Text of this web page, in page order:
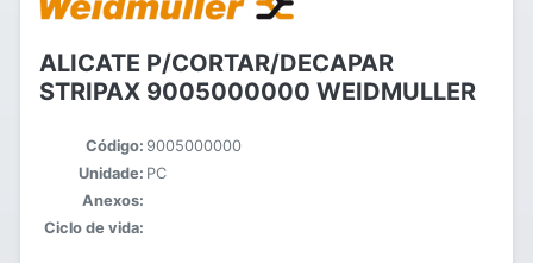
ALICATE P/CORTAR/DECAPAR
STRIPAX 9005000000 WEIDMULLER
Código: 9005000000
Unidade: PC
Anexos:
Ciclo de vida: